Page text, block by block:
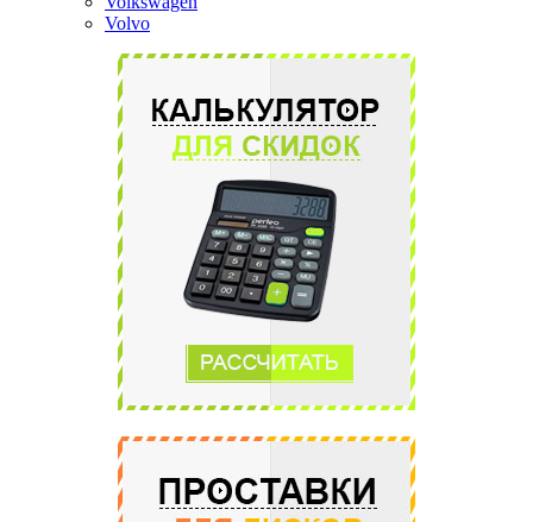
Volvo